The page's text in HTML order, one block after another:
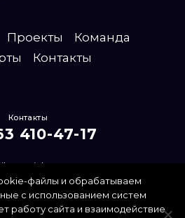
файлы и обрабатываем
с использованием систем
работу сайта и взаимодействие
Контакты
410-47-17
Проекты
Команда
Контакты